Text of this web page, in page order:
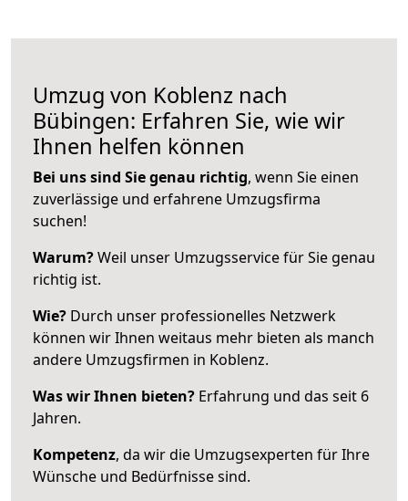
Umzug von Koblenz nach
Bübingen: Erfahren Sie, wie wir
Ihnen helfen können
Bei uns sind Sie genau richtig, wenn Sie einen
zuverlässige und erfahrene Umzugsfirma
suchen!
Warum?Weil unser Umzugsservice für Sie genau
richtig ist.
Wie? Durch unser professionelles Netzwerk
können wir Ihnen weitaus mehr bieten als manch
andere Umzugsfirmen in Koblenz.
Was wir Ihnen bieten? Erfahrung und das seit 6
Jahren.
Kompetenz, da wir die Umzugsexperten für Ihre
Wünsche und Bedürfnisse sind.